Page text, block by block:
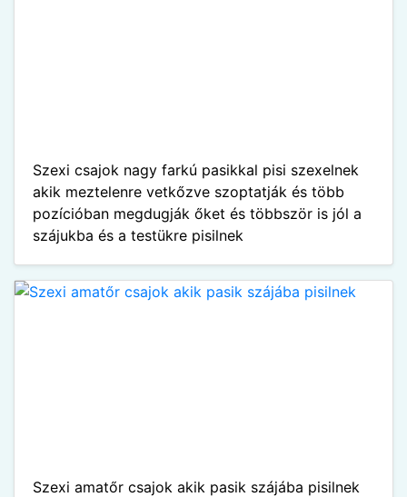
Szexi csajok nagy farkú pasikkal pisi szexelnek
akik meztelenre vetkőzve szoptatják és több
pozícióban megdugják őket és többször is jól a
szájukba és a testükre pisilnek
Szexi amatőr csajok akik pasik szájába pisilnek